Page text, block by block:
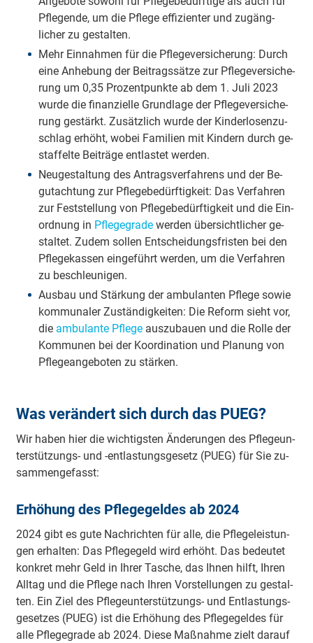
Pfle­gende, um die Pfle­ge effi­zien­ter und zu­gäng­
licher zu ge­stal­ten.
Mehr Ein­nah­men für die Pfle­ge­ver­siche­rung: Durch
eine An­hebung der Bei­trags­sätze zur Pfle­ge­ver­siche­
rung um 0,35 Pro­zent­punkte ab dem 1. Juli 2023
wurde die fi­nan­zielle Grund­lage der Pfle­ge­ver­siche­
rung ge­stärkt. Zu­sätzlich wurde der Kin­der­losen­zu­
schlag er­höht, wo­bei Fa­milien mit Kin­dern durch ge­
staff­elte Bei­träge ent­lastet wer­den.
Neu­ge­stal­tung des An­trags­ver­fahrens und der Be­
gut­ach­tung zur Pfle­ge­be­dürf­tig­keit: Das Ver­fahren
zur Fest­stellung von Pfle­ge­be­dürf­tig­keit und die Ein­
ordnung in Pflege­gradewer­den über­sicht­licher ge­
stal­tet. Zu­dem sol­len Ent­schei­dungs­fristen bei den
Pfle­ge­kassen ein­geführt wer­den, um die Ver­fahren
zu be­schleu­nigen.
Aus­bau und Stär­kung der am­bu­lanten Pfle­ge sowie
kom­mu­naler Zu­ständig­keiten: Die Re­form sieht vor,
die ambulante Pflegeaus­zu­bauen und die Rolle der
Kom­munen bei der Ko­ordi­na­tion und Pla­nung von
Pfle­ge­an­geb­oten zu stär­ken.
Was verändert sich durch das PUEG?
Wir haben hier die wich­tigs­ten Än­de­run­gen des Pfle­ge­un­
ter­stüt­zungs- und -ent­las­tungs­ge­setz (PUEG) für Sie zu­
sam­men­ge­fasst:
Er­hö­hung des Pfle­ge­gel­des ab 2024
2024 gibt es gute Nach­rich­ten für alle, die Pfle­ge­leis­tun­
gen er­hal­ten: Das Pfle­ge­geld wird er­höht. Das be­deu­tet
kon­kret mehr Geld in Ih­rer Ta­sche, das Ih­nen hilft, Ih­ren
All­tag und die Pfle­ge nach Ih­ren Vor­stel­lun­gen zu ge­stal­
ten. Ein Ziel des Pfle­ge­un­ter­stüt­zungs- und Ent­las­tungs­
ge­set­zes (PUEG) ist die Er­hö­hung des Pfle­ge­gel­des für
alle Pfle­ge­gra­de ab 2024. Diese Maß­nah­me zielt dar­auf